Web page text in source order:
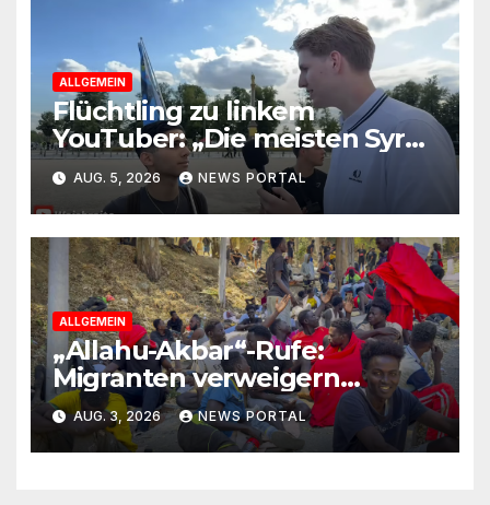
ALLGEMEIN
Flüchtling zu linkem
YouTuber: „Die meisten Syrer
kommen wegen der
Sozialleistungen“
AUG. 5, 2026 NEWS PORTAL
ALLGEMEIN
„Allahu-Akbar“-Rufe:
Migranten verweigern
Rückreise
AUG. 3, 2026 NEWS PORTAL